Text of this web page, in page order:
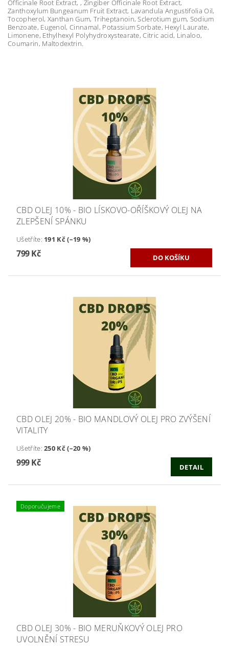
Officinale Root Extract, , Zingiber Officinale Root Extract,
Zanthoxylum Bungeanum Fruit Extract, Lavandula Angustifolia Oil,
Tocopherol, Xanthan Gum, Triheptanoin, Sclerotium gum, Sodium
Benzoate, Eugenol, Cinnamal, Potassium Sorbate, Hexyl Laurate,
Limonene, Ethylhexyl Polyhydroxystearate, Citric acid, Linaloo,
Coumarin, Maltodextrin.
CBD OLEJ 10% - BIO LÍSKOVO-OŘÍŠKOVÝ OLEJ NA
ZLEPŠENÍ SPÁNKU
Ušetříte: 191 Kč (–19 %)
799 Kč
CBD OLEJ 20% - BIO MANDLOVÝ OLEJ PRO ZVÝŠENÍ
VITALITY
Ušetříte:250 Kč (–20 %)
999 Kč DETAIL
Doporučujeme
CBD OLEJ 30% - BIO MERUŇKOVÝ OLEJ PRO
UVOLNĚNÍ STRESU